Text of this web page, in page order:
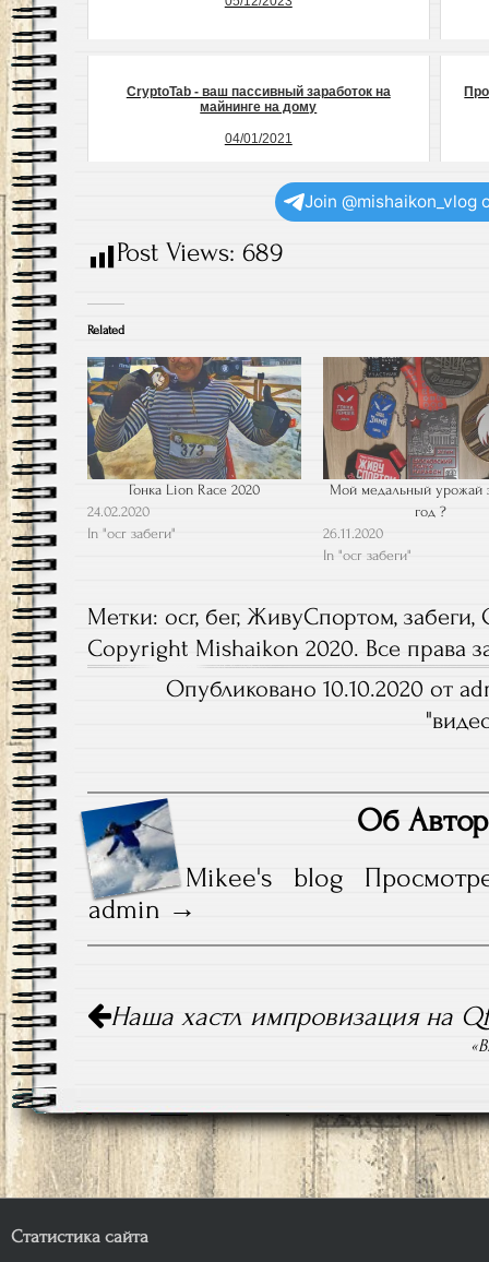
CryptoTab - ваш пассивный заработок на
майнинге на дому
04/01/2021
Join @mishaikon_vlog
Post Views: 689
Related
Гонка Lion Race 2020
24.02.2020
In "ocr забеги"
Мой медальный урожай
год ?
26.11.2020
In "ocr забеги"
Метки: ocr, бег, ЖивуСпортом, забеги,
Copyright Mishaikon 2020. Все права
Опубликовано 10.10.2020 от
"
Об
Mikee's blog
admin
поНаша хастл импровизация на
Статистика сайта